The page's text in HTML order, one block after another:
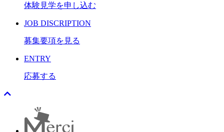
体験見学を申し込む
JOB DISCRIPTION
募集要項を見る
ENTRY
応募する